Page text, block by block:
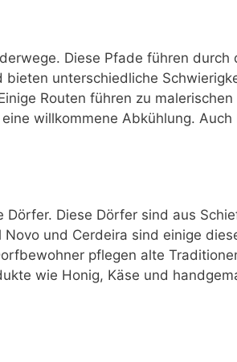
Diese Pfade führen durch
unterschiedliche
Routen führen zu
willkommene Abkühlung.
Diese Dörfer sind aus
und Cerdeira sind einige
pflegen alte
wie Honig, Käse und